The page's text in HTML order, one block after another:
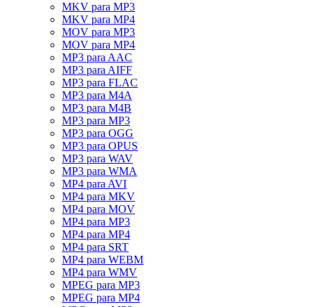
MKV para MP3
MKV para MP4
MOV para MP3
MOV para MP4
MP3 para AAC
MP3 para AIFF
MP3 para FLAC
MP3 para M4A
MP3 para M4B
MP3 para MP3
MP3 para OGG
MP3 para OPUS
MP3 para WAV
MP3 para WMA
MP4 para AVI
MP4 para MKV
MP4 para MOV
MP4 para MP3
MP4 para MP4
MP4 para SRT
MP4 para WEBM
MP4 para WMV
MPEG para MP3
MPEG para MP4